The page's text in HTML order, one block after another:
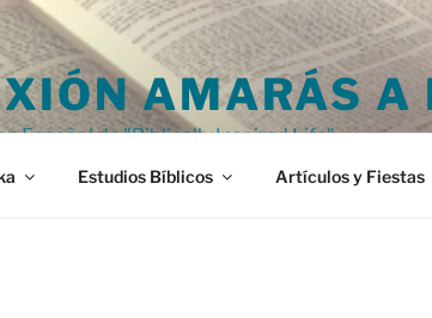
AMARÁS A
Español de "Biblically Inspired Life"
Estudios Bíblicos Artículos y Fiestas